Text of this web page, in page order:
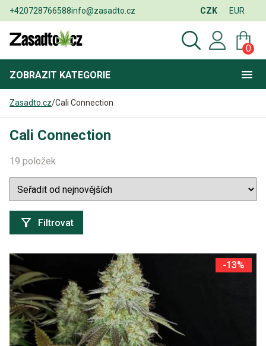
+420728766588info@zasadto.cz CZK EUR
0
ZOBRAZIT KATEGORIE
Zasadto.cz/Cali Connection
Cali Connection
19 položek
Filtrovat
-13%